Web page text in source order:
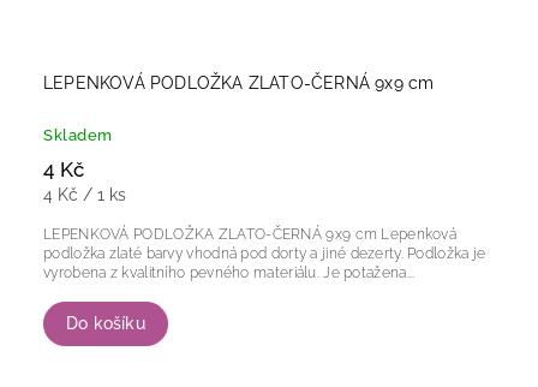
LEPENKOVÁ PODLOŽKA ZLATO-ČERNÁ 9x9 cm
Skladem
4 Kč
4 Kč / 1 ks
Do košíku
LEPENKOVÁ PODLOŽKA ZLATO-ČERNÁ 9x9 cm Lepenková
podložka zlaté barvy vhodná pod dorty a jiné dezerty. Podložka je
vyrobena z kvalitního pevného materiálu. Je potažena...